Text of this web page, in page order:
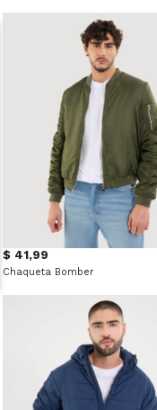
$ 41,99
Chaqueta Bomber